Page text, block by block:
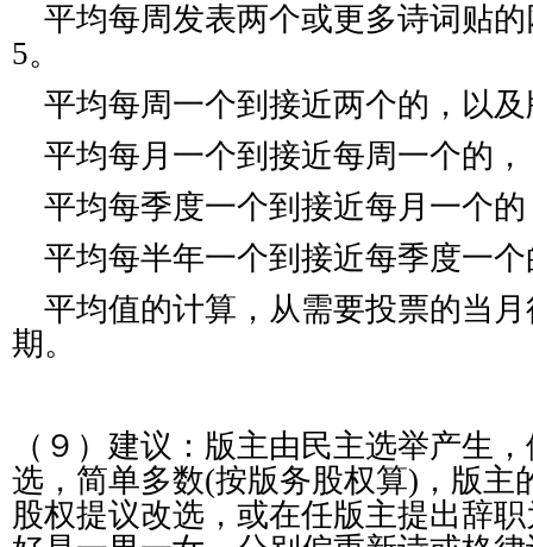
平均每周发表两个或更多诗词贴
5。
平均每周一个到接近两个的，以及
平均每月一个到接近每周一个的，
平均每季度一个到接近每月一个的
平均每半年一个到接近每季度一个
平均值的计算，从需要投票的当
期。
（９）建议：版主由民主选举产生
选，简单多数(按版务股权算)，版主
股权提议改选，或在任版主提出辞职